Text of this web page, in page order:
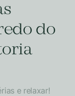
do
e relaxar!